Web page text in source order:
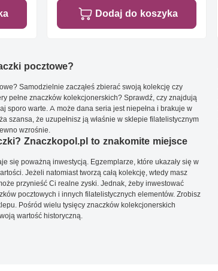
Dodaj do koszyka
pocztowe?
Samodzielnie zacząłeś zbierać swoją kolekcję czy
pełne znaczków kolekcjonerskich? Sprawdź, czy znajdują
sporo warte. A może dana seria jest niepełna i brakuje w
szansa, że uzupełnisz ją właśnie w sklepie filatelistycznym
wzrośnie.
Znaczkopol.pl to znakomite miejsce
się poważną inwestycją. Egzemplarze, które ukazały się w
Jeżeli natomiast tworzą całą kolekcję, wtedy masz
przynieść Ci realne zyski. Jednak, żeby inwestować
pocztowych i innych filatelistycznych elementów. Zrobisz
Pośród wielu tysięcy znaczków kolekcjonerskich
wartość historyczną.